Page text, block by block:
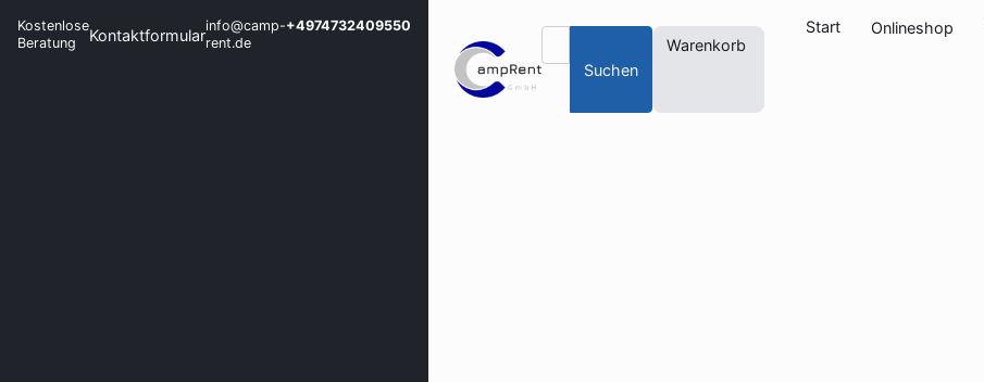
Kostenlose
Beratung
Kontaktformularinfo@camp-
rent.de
+4974732409550
Suchen
Warenkorb
Start Onlineshop